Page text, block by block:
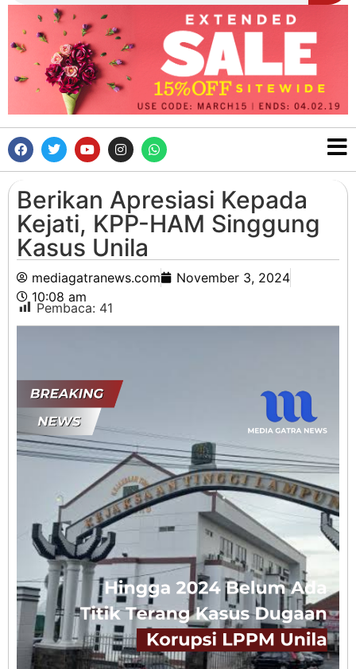
Berikan Apresiasi Kepada
Kejati, KPP-HAM Singgung
Kasus Unila
mediagatranews.com
November 3, 2024
10:08 am
Pembaca: 41